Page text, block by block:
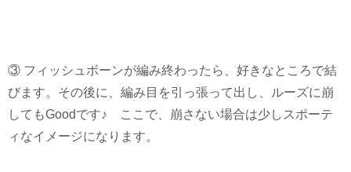
③ フィッシュボーンが編み終わったら、好きなところで結
びます。その後に、編み目を引っ張って出し、ルーズに崩
してもGoodです♪ ここで、崩さない場合は少しスポーテ
ィなイメージになります。